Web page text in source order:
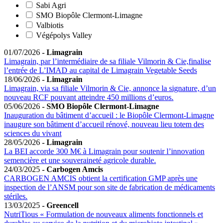
Sabi Agri
SMO Biopôle Clermont-Limagne
Valbiotis
Végépolys Valley
01/07/2026 - Limagrain
Limagrain, par l’intermédiaire de sa filiale Vilmorin & Cie,finalise
l’entrée de L’IMAD au capital de Limagrain Vegetable Seeds
18/06/2026 - Limagrain
Limagrain, via sa filiale Vilmorin & Cie, annonce la signature, d’un
nouveau RCF pouvant atteindre 450 millions d’euros.
05/06/2026 - SMO Biopôle Clermont-Limagne
Inauguration du bâtiment d’accueil : le Biopôle Clermont-Limagne
inaugure son bâtiment d’accueil rénové, nouveau lieu totem des
sciences du vivant
28/05/2026 - Limagrain
La BEI accorde 300 M€ à Limagrain pour soutenir l’innovation
semencière et une souveraineté agricole durable.
24/03/2025 - Carbogen Amcis
CARBOGEN AMCIS obtient la certification GMP après une
inspection de l’ANSM pour son site de fabrication de médicaments
stériles.
13/03/2025 - Greencell
NutriTious « Formulation de nouveaux aliments fonctionnels et